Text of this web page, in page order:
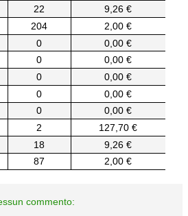
22
9,26 €
204
2,00 €
0
0,00 €
0
0,00 €
0
0,00 €
0
0,00 €
0
0,00 €
2
127,70 €
18
9,26 €
87 2,00 €
commento: